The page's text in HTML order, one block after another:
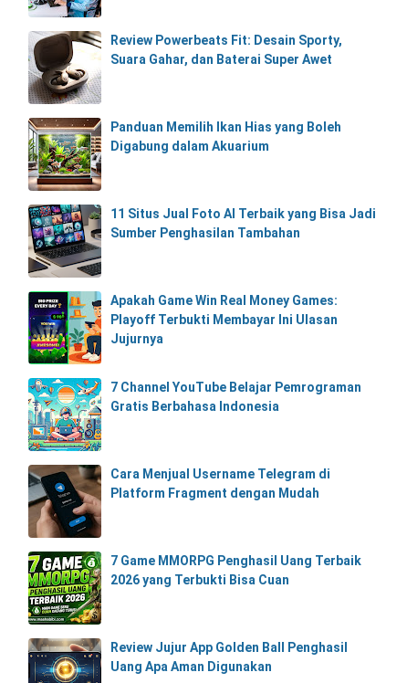
Review Powerbeats Fit: Desain Sporty,
Suara Gahar, dan Baterai Super Awet
Panduan Memilih Ikan Hias yang Boleh
Digabung dalam Akuarium
11 Situs Jual Foto AI Terbaik yang Bisa Jadi
Sumber Penghasilan Tambahan
Apakah Game Win Real Money Games:
Playoff Terbukti Membayar Ini Ulasan
Jujurnya
7 Channel YouTube Belajar Pemrograman
Gratis Berbahasa Indonesia
Cara Menjual Username Telegram di
Platform Fragment dengan Mudah
7 Game MMORPG Penghasil Uang Terbaik
2026 yang Terbukti Bisa Cuan
Review Jujur App Golden Ball Penghasil
Uang Apa Aman Digunakan